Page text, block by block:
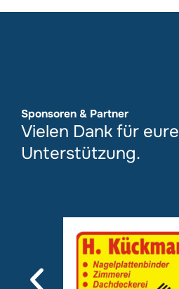
Sponsoren & Partner
Vielen Dank für eure
Unterstützung.